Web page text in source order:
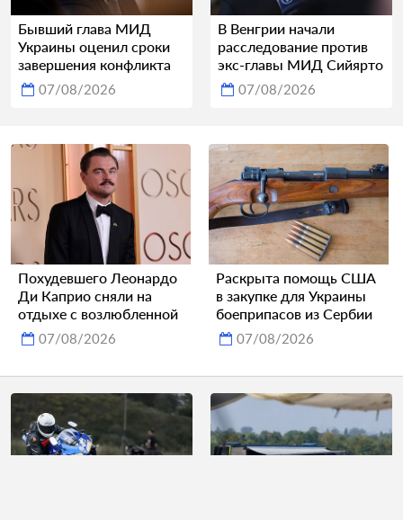
Бывший глава МИД
Украины оценил сроки
завершения конфликта
07/08/2026
В Венгрии начали
расследование против
экс-главы МИД Сийярто
07/08/2026
Похудевшего Леонардо
Ди Каприо сняли на
отдыхе с возлюбленной
07/08/2026
Раскрыта помощь США
в закупке для Украины
боеприпасов из Сербии
07/08/2026